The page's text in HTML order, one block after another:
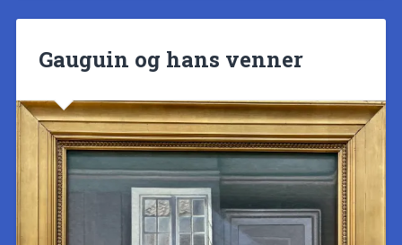
Gauguin og hans venner